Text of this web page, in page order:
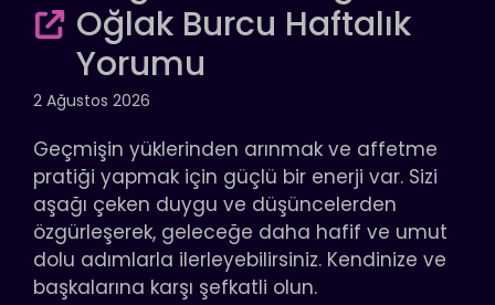
Oğlak Burcu Haftalık
Yorumu
2 Ağustos 2026
Geçmişin yüklerinden arınmak ve affetme
pratiği yapmak için güçlü bir enerji var. Sizi
aşağı çeken duygu ve düşüncelerden
özgürleşerek, geleceğe daha hafif ve umut
dolu adımlarla ilerleyebilirsiniz. Kendinize ve
başkalarına karşı şefkatli olun.